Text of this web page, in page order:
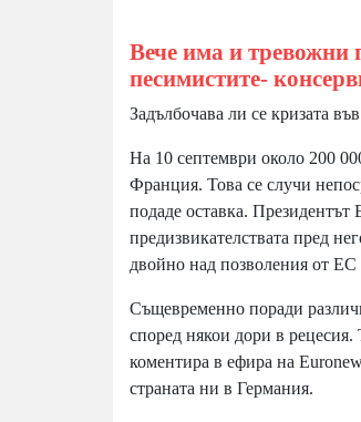
Вече има и тревожни
песимистите-
Задълбочава ли се кризата
На 10 септември около 200
Франция. Това се случи
подаде оставка.
предизвикателствата пред
двойно над позволения от ЕС
Същевременно поради
според някои дори в
коментира в ефира на
страната ни в Германия.